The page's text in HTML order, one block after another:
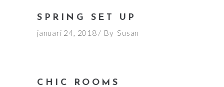
SPRING SET UP
januari 24, 2018
By Susan
CHIC ROOMS